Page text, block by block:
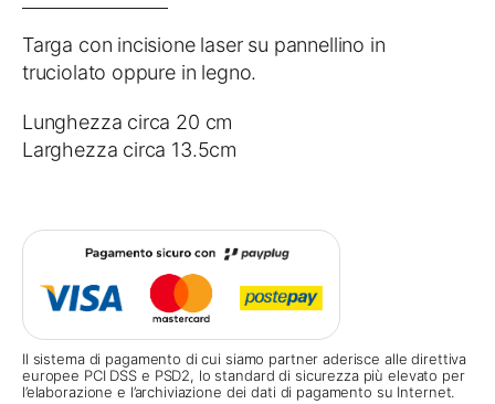
Targa con incisione laser su pannellino in
truciolato oppure in legno.
Lunghezza circa 20 cm
Larghezza circa 13.5cm
Il sistema di pagamento di cui siamo partner aderisce alle direttiva
europee PCI DSS e PSD2, lo standard di sicurezza più elevato per
l’elaborazione e l’archiviazione dei dati di pagamento su Internet.